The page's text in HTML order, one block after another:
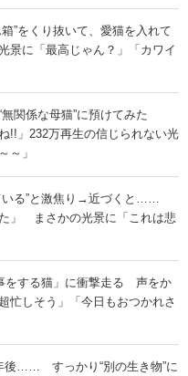
”をくり抜いて、愛猫を入れて
に「最高じゃん？」「カワイ
関係な母猫”に預けてみた
!!」232万再生の信じられない光
～」
いる”と激焦り→近づくと……
た」 まさかの光景に「これは悲
をする猫」に衝撃走る 声をか
忙しそう」「今日もおつかれさ
後…… すっかり“別の生き物”に